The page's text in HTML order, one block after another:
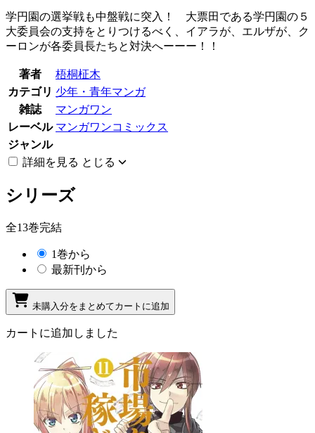
学円園の選挙戦も中盤戦に突入！ 大票田である学円園の５
大委員会の支持をとりつけるべく、イアラが、エルザが、ク
ーロンが各委員長たちと対決へーーー！！
著者
梧桐柾木
カテゴリ 少年・青年マンガ
雑誌
マンガワン
レーベル マンガワンコミックス
ジャンル
詳細を見る とじる
シリーズ
全13巻完結
1巻から
最新刊から
未購入分をまとめてカートに追加
カートに追加しました